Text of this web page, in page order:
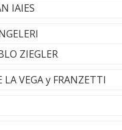
IAIES
ZIEGLER
VEGA y FRANZETTI